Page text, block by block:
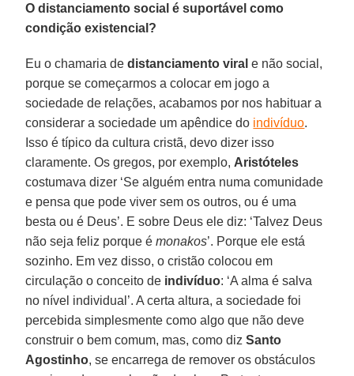
O distanciamento social é suportável como
condição existencial?
Eu o chamaria dedistanciamento viral e não social,
porque se começarmos a colocar em jogo a
sociedade de relações, acabamos por nos habituar a
considerar a sociedade um apêndice do indivíduo.
Isso é típico da cultura cristã, devo dizer isso
claramente. Os gregos, por exemplo, Aristóteles
costumava dizer ‘Se alguém entra numa comunidade
e pensa que pode viver sem os outros, ou é uma
besta ou é Deus’. E sobre Deus ele diz: ‘Talvez Deus
não seja feliz porque émonakos’. Porque ele está
sozinho. Em vez disso, o cristão colocou em
circulação o conceito de indivíduo: ‘A alma é salva
no nível individual’. A certa altura, a sociedade foi
percebida simplesmente como algo que não deve
construir o bem comum, mas, como dizSanto
Agostinho, se encarrega de remover os obstáculos